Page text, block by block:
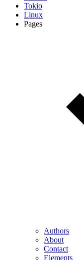
Tokio
Linux
Pages
Authors
About
Contact
Elements